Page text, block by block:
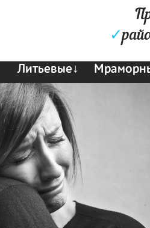
✓
Литьевые↓